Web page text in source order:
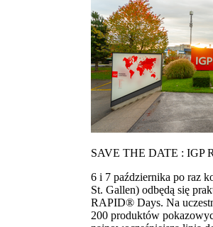
SAVE THE DATE : IGP
6 i 7 października po raz
St. Gallen) odbędą się
RAPID® Days. Na
200 produktów